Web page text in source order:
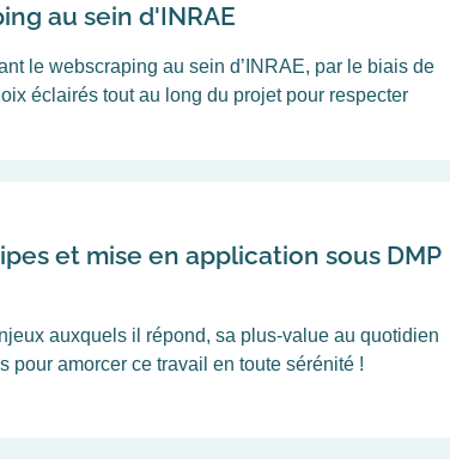
au sein d'INRAE
le webscraping au sein d’INRAE, par le biais de
éclairés tout au long du projet pour respecter
et mise en application sous DMP
auxquels il répond, sa plus-value au quotidien
pour amorcer ce travail en toute sérénité !